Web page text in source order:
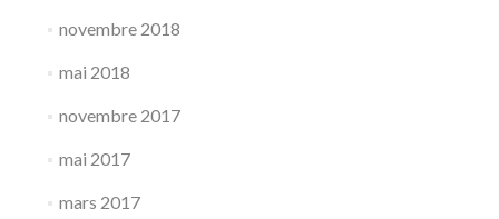
novembre 2018
mai 2018
novembre 2017
mai 2017
mars 2017